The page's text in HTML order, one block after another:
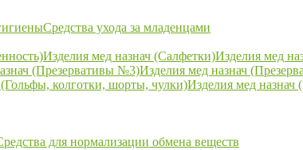
Средства ухода за младенцами
Изделия мед назнач (Салфетки)Изделия мед
(Презервативы №3)Изделия мед назнач
колготки, шорты, чулки)Изделия мед назнач
для нормализации обмена веществ